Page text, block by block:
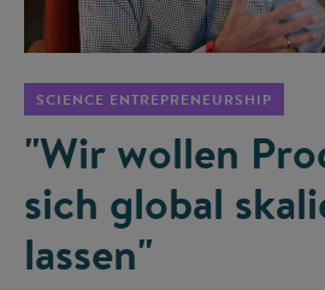
SCIENCE ENTREPRENEURSHIP
"Wir wollen
sich global
lassen"